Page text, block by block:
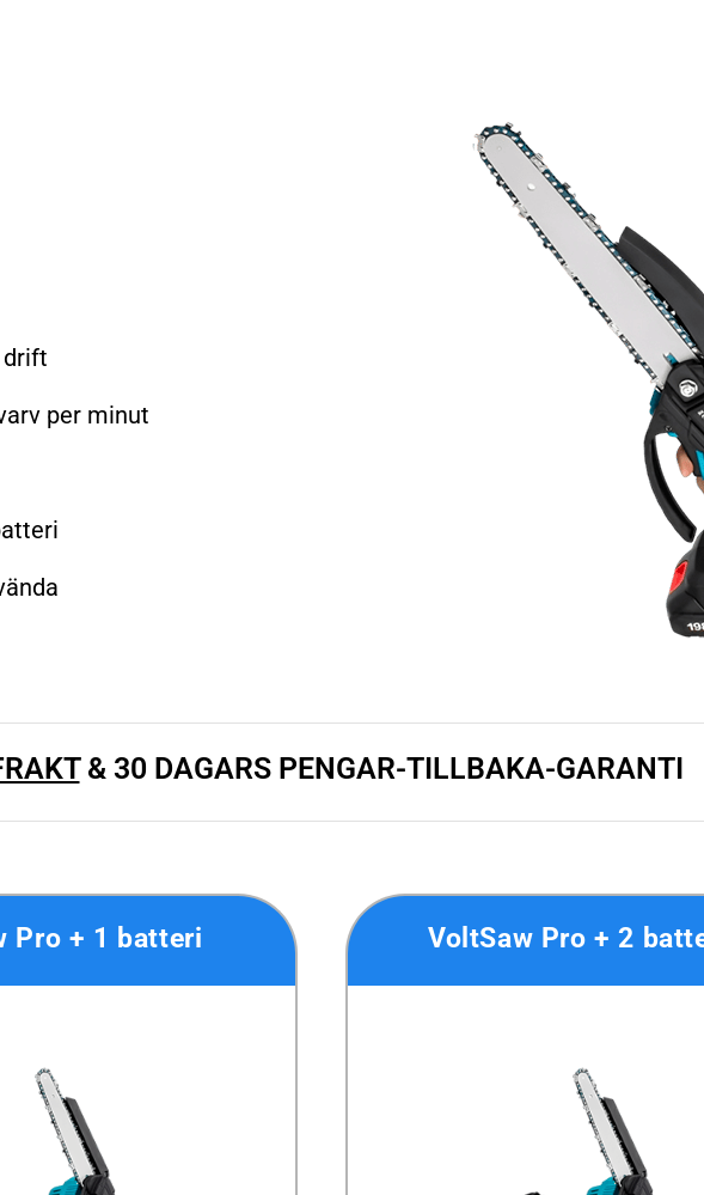
drift
per minut
& 30 DAGARS PENGAR-TILLBAKA-GARANTI
Pro + 1 batteri VoltSaw Pro + 2